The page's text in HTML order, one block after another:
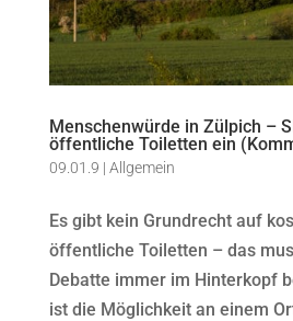
Menschenwürde in Zülpich –
öffentliche Toiletten ein
09.01.9 | Allgemein
Es gibt kein Grundrecht auf
öffentliche Toiletten – das
Debatte immer im Hinterkopf
ist die Möglichkeit an einem